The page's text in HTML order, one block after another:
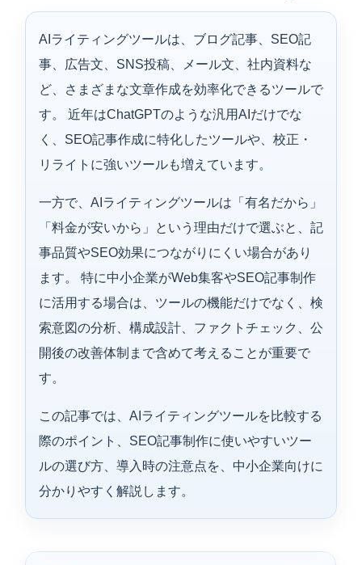
AIライティングツールは、ブログ記事、SEO記
事、広告文、SNS投稿、メール文、社内資料な
ど、さまざまな文章作成を効率化できるツールで
す。 近年はChatGPTのような汎用AIだけでな
く、SEO記事作成に特化したツールや、校正・
リライトに強いツールも増えています。
一方で、AIライティングツールは「有名だから」
「料金が安いから」という理由だけで選ぶと、記
事品質やSEO効果につながりにくい場合があり
ます。 特に中小企業がWeb集客やSEO記事制作
に活用する場合は、ツールの機能だけでなく、検
索意図の分析、構成設計、ファクトチェック、公
開後の改善体制まで含めて考えることが重要で
す。
この記事では、AIライティングツールを比較する
際のポイント、SEO記事制作に使いやすいツー
ルの選び方、導入時の注意点を、中小企業向けに
分かりやすく解説します。